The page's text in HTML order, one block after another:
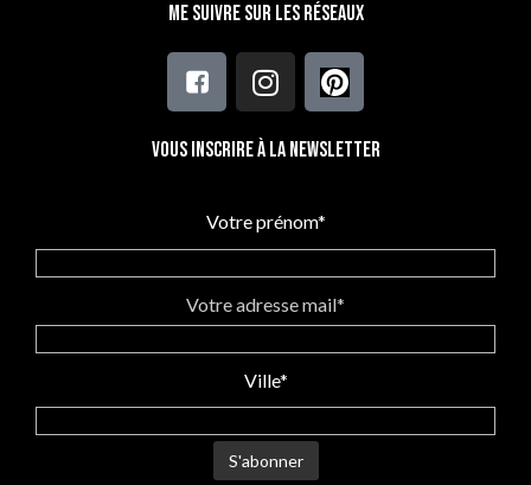
Me suivre sur les réseaux
Vous inscrire à la newsletter
Votre prénom*
Votre adresse mail*
Ville*